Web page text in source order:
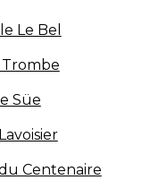
Le Bel
Trombe
Süe
Centenaire